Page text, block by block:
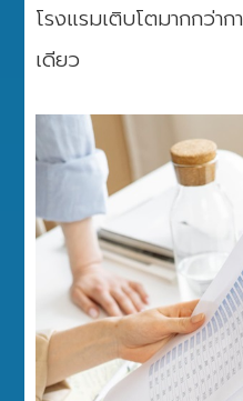
โรงแรมเติบโตมากกว่า
เดียว